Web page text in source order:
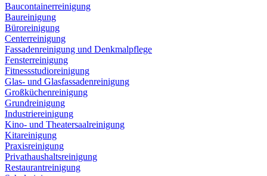
Baucontainerreinigung
Baureinigung
Büroreinigung
Centerreinigung
Fassadenreinigung und Denkmalpflege
Fensterreinigung
Fitnessstudioreinigung
Glas- und Glasfassadenreinigung
Großküchenreinigung
Grundreinigung
Industriereinigung
Kino- und Theatersaalreinigung
Kitareinigung
Praxisreinigung
Privathaushaltsreinigung
Restaurantreinigung